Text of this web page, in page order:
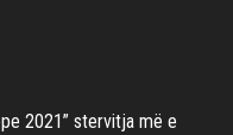
2021” stervitja më e